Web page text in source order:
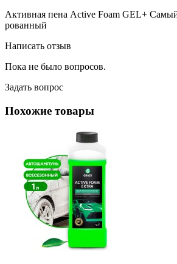
Активная пена Active Foam GEL+
рованный
Написать отзыв
Пока не было вопросов.
Задать вопрос
Похожие товары